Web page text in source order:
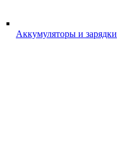
Аккумуляторы и зарядки